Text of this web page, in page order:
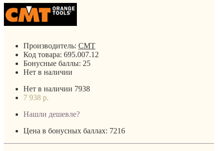
Производитель: CMT
Код товара: 695.007.12
Бонусные баллы: 25
Нет в наличии
Нет в наличии 7938
7 938 р.
Нашли дешевле?
Цена в бонусных баллах: 7216